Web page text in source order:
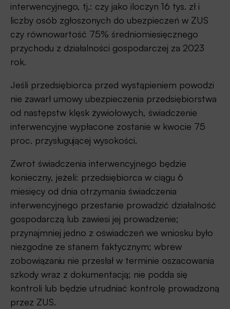
interwencyjnego, tj.: czy jako iloczyn 16 tys. zł i
liczby osób zgłoszonych do ubezpieczeń w ZUS
czy równowartość 75% średniomiesięcznego
przychodu z działalności gospodarczej za 2023
rok.
Jeśli przedsiębiorca przed wystąpieniem powodzi
nie zawarł umowy ubezpieczenia przedsiębiorstwa
od następstw klęsk żywiołowych, świadczenie
interwencyjne wypłacone zostanie w kwocie 75
proc. przysługującej wysokości.
Zwrot świadczenia interwencyjnego będzie
konieczny, jeżeli: przedsiębiorca w ciągu 6
miesięcy od dnia otrzymania świadczenia
interwencyjnego przestanie prowadzić działalność
gospodarczą lub zawiesi jej prowadzenie;
przynajmniej jedno z oświadczeń we wniosku było
niezgodne ze stanem faktycznym; wbrew
zobowiązaniu nie przesłał w terminie oszacowania
szkody wraz z dokumentacją; nie podda się
kontroli lub będzie utrudniać kontrolę prowadzoną
przez ZUS.